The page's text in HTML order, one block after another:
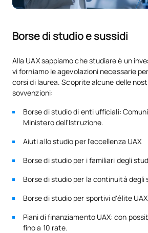
Borse di studio e sussidi
Alla UAX sappiamo che studiare è un
vi forniamo le agevolazioni necessarie
corsi di laurea. Scoprite alcune delle
sovvenzioni:
Borse di studio di enti ufficiali:
Ministero dell'Istruzione.
Aiuti allo studio per l'eccellenza UAX
Borse di studio per i familiari degli
Borse di studio per la continuità degli
Borse di studio per sportivi d'élite UAX
Piani di finanziamento UAX: con
fino a 10 rate.